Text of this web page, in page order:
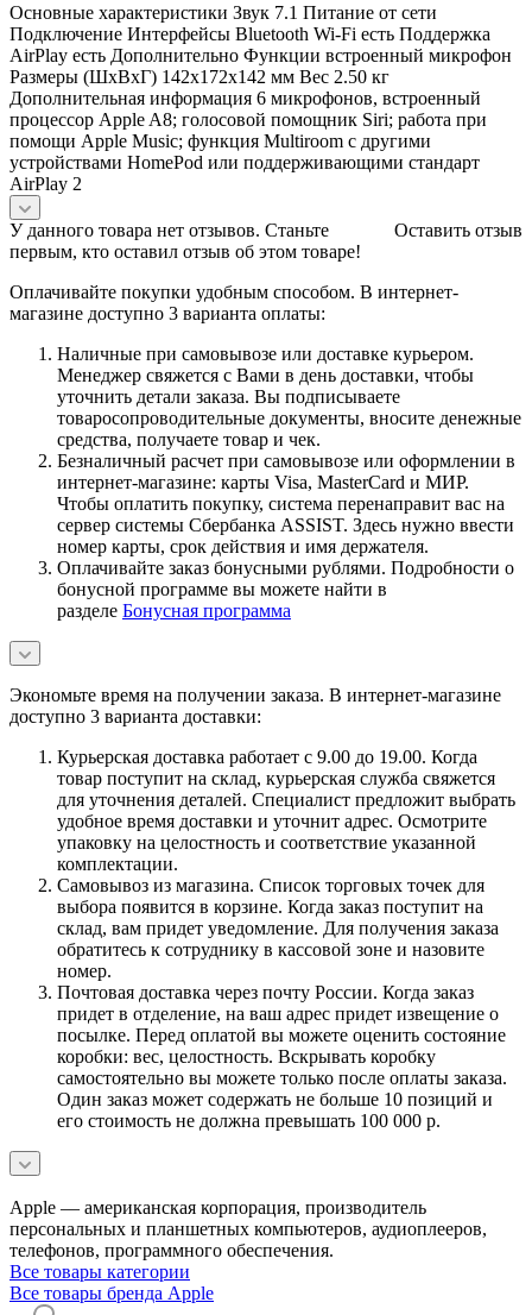
Основные характеристики Звук 7.1 Питание от сети
Подключение Интерфейсы Bluetooth Wi-Fi есть Поддержка
AirPlay есть Дополнительно Функции встроенный микрофон
Размеры (ШxВxГ) 142x172x142 мм Вес 2.50 кг
Дополнительная информация 6 микрофонов, встроенный
процессор Apple A8; голосовой помощник Siri; работа при
помощи Apple Music; функция Multiroom с другими
устройствами HomePod или поддерживающими стандарт
AirPlay 2
Оставить отзыв
У данного товара нет отзывов. Станьте
первым, кто оставил отзыв об этом товаре!
Оплачивайте покупки удобным способом. В интернет-
магазине доступно 3 варианта оплаты:
Наличные при самовывозе или доставке курьером.
Менеджер свяжется с Вами в день доставки, чтобы
уточнить детали заказа. Вы подписываете
товаросопроводительные документы, вносите денежные
средства, получаете товар и чек.
Безналичный расчет при самовывозе или оформлении в
интернет-магазине: карты Visa, MasterCard и МИР.
Чтобы оплатить покупку, система перенаправит вас на
сервер системы Сбербанка ASSIST. Здесь нужно ввести
номер карты, срок действия и имя держателя.
Оплачивайте заказ бонусными рублями. Подробности о
бонусной программе вы можете найти в
разделе Бонусная программа
Экономьте время на получении заказа. В интернет-магазине
доступно 3 варианта доставки:
Курьерская доставка работает с 9.00 до 19.00. Когда
товар поступит на склад, курьерская служба свяжется
для уточнения деталей. Специалист предложит выбрать
удобное время доставки и уточнит адрес. Осмотрите
упаковку на целостность и соответствие указанной
комплектации.
Самовывоз из магазина. Список торговых точек для
выбора появится в корзине. Когда заказ поступит на
склад, вам придет уведомление. Для получения заказа
обратитесь к сотруднику в кассовой зоне и назовите
номер.
Почтовая доставка через почту России. Когда заказ
придет в отделение, на ваш адрес придет извещение о
посылке. Перед оплатой вы можете оценить состояние
коробки: вес, целостность. Вскрывать коробку
самостоятельно вы можете только после оплаты заказа.
Один заказ может содержать не больше 10 позиций и
его стоимость не должна превышать 100 000 р.
Apple — американская корпорация, производитель
персональных и планшетных компьютеров, аудиоплееров,
телефонов, программного обеспечения.
Все товары категории
Все товары бренда Apple